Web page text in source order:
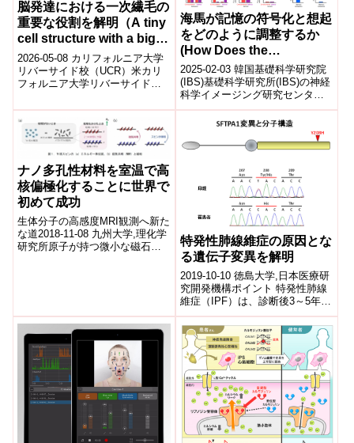
脳発達における一次繊毛の
重要な役割を解明（A tiny
cell structure with a big
role in brain
development）
2026-05-08 カリフォルニア大学
リバーサイド校（UCR）米カリ
フォルニア大学リバーサイド校
構造が脳発達に重要な役割を果
たすこ...
海馬が記憶の符号化と想起
をどのように調整するか
(How Does the
Hippocampus
Coordinate Memory
Encoding and Retrieval?)
2025-02-03 韓国基礎科学研究院
(IBS)基礎科学研究所(IBS)の神経
科学イメージング研究センター
(CNIR)の研究チームは、海馬が
記憶のエンコーデ...
ナノ多孔性材料を室温で高
核偏極化することに世界で
初めて成功
生体分子の高感度MRI観測へ新た
な道2018-11-08 九州大学,理化学
研究所原子が持つ微小な磁石で
特発性肺線維症の原因とな
る遺伝子変異を解明
2019-10-10 徳島大学,日本医療研
究開発機構ポイント 特発性肺線
維症（IPF）は、診断後3～5年で
死に至る重篤な疾患であり指定
難病の一つです。IPFの病...